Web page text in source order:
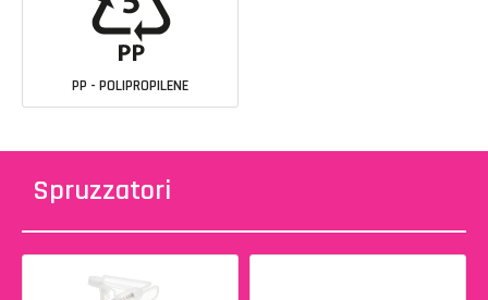
PP - POLIPROPILENE
Spruzzatori